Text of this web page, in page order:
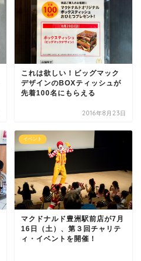
これは欲しい！ビッグマック
デザインのBOXティッシュが
先着100名にもらえる
2016年8月23日
イベント
マクドナルド豊洲駅前店が7月
16日（土）、第３回チャリテ
ィ・イベントを開催！